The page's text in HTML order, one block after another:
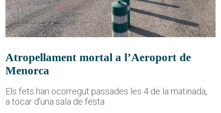
Atropellament mortal a l’Aeroport de
Menorca
Els fets han ocorregut passades les 4 de la matinada,
a tocar d'una sala de festa